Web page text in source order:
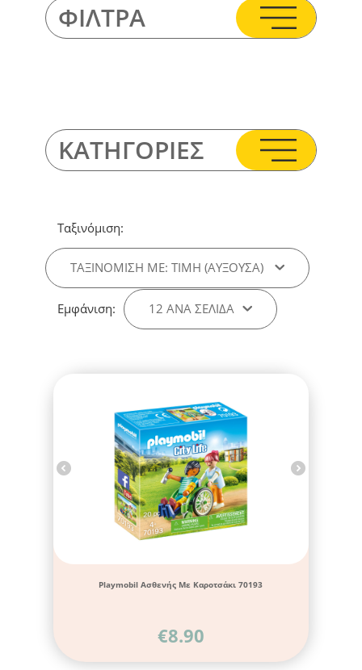
ΦΊΛΤΡΑ
ΚΑΤΗΓΟΡΙΕΣ
Ταξινόμιση:
ΤΑΞΙΝΌΜΙΣΗ ΜΕ: ΤΙΜΉ (ΑΎΞΟΥΣΑ)
Εμφάνιση: 12 ΑΝΑ ΣΕΛΊΔΑ
Playmobil Ασθενής Με Καροτσάκι 70193
€8.90